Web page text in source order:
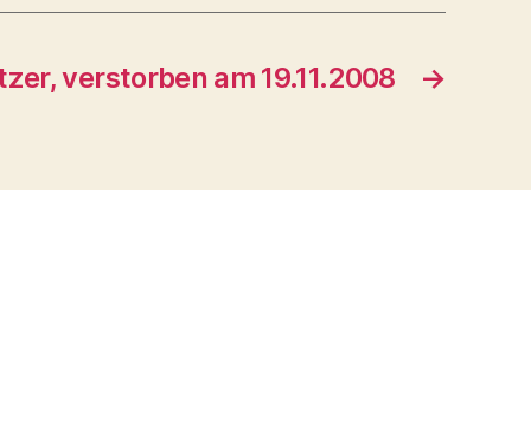
→
verstorben am 19.11.2008